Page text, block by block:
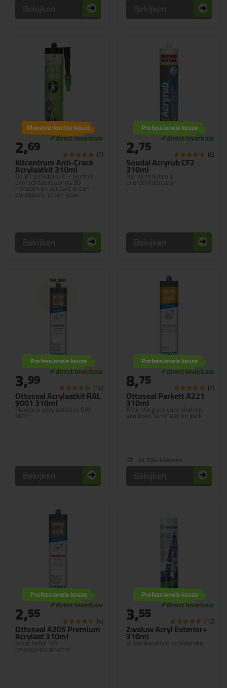
Bekijken Bekijken
Kitcentrum Anti-Crack
Acrylaatkit 310ml
De #1 schilderskit – perfect
overschilderbaar na 30
minuten en verpakt in een
duurzaam, groen jasje.
Meestverkochte keuze
2,69 (7)
Bekijken
Soudal Acryrub CF2
310ml
Na 10 minuten al
overschilderbaar!
Professionele keuze
2,75 (6)
Bekijken
Ottoseal Acrylaatkit RAL
9001 310ml
Flexibele acrylaatkit in RAL
9001!
Professionele keuze
3,99 (14)
Bekijken
Ottoseal Parkett A221
310ml
Afdichtingskit voor vloeren
van hout, laminaat en kurk
Professionele keuze
8,75 (7)
Bekijken
Ottoseal A205 Premium
Acrylaat 310ml
Maar liefst 18%
bewegingsopname!
Professionele keuze
2,55 (4)
Zwaluw Acryl Exterior+
310ml
Buitenkwaliteit schilderskit
Professionele keuze
3,55 (12)